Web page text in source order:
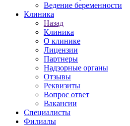
Ведение беременности
Клиника
Назад
Клиника
О клинике
Лицензии
Партнеры
Надзорные органы
Отзывы
Реквизиты
Вопрос ответ
Вакансии
Специалисты
Филиалы